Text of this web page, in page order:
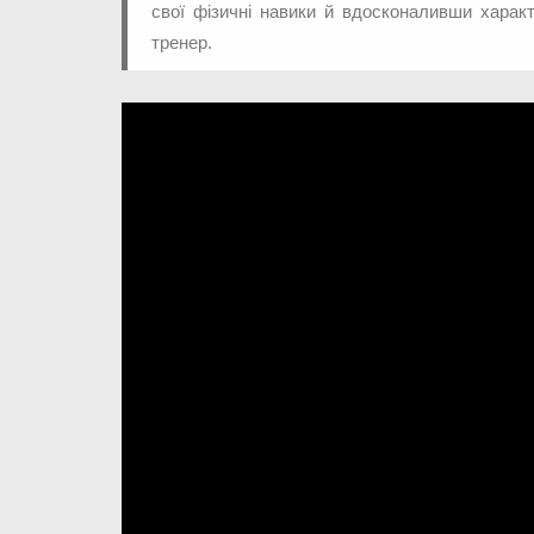
свої фізичні навики й вдосконаливши
тренер.